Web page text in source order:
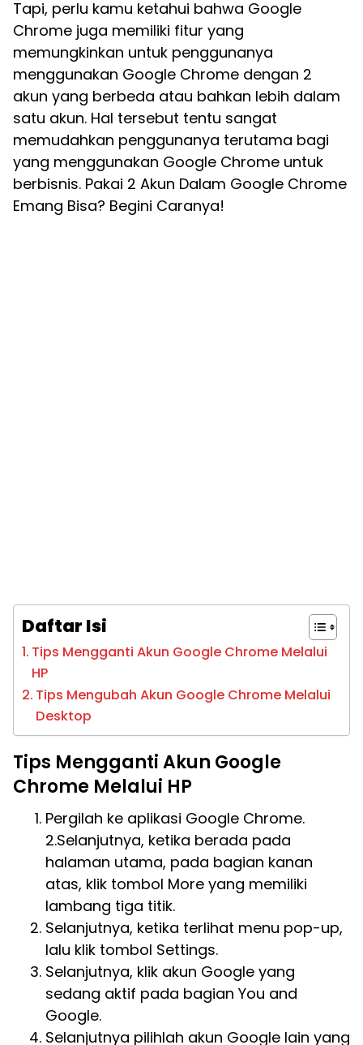
Tapi, perlu kamu ketahui bahwa Google
Chrome juga memiliki fitur yang
memungkinkan untuk penggunanya
menggunakan Google Chrome dengan 2
akun yang berbeda atau bahkan lebih dalam
satu akun. Hal tersebut tentu sangat
memudahkan penggunanya terutama bagi
yang menggunakan Google Chrome untuk
berbisnis. Pakai 2 Akun Dalam Google Chrome
Emang Bisa? Begini Caranya!
Daftar Isi
Tips Mengganti Akun Google Chrome Melalui
HP
Tips Mengubah Akun Google Chrome Melalui
Desktop
Tips Mengganti Akun Google
Chrome Melalui HP
Pergilah ke aplikasi Google Chrome.
2.Selanjutnya, ketika berada pada
halaman utama, pada bagian kanan
atas, klik tombol More yang memiliki
lambang tiga titik.
Selanjutnya, ketika terlihat menu pop-up,
lalu klik tombol Settings.
Selanjutnya, klik akun Google yang
sedang aktif pada bagian You and
Google.
Selanjutnya pilihlah akun Google lain yang